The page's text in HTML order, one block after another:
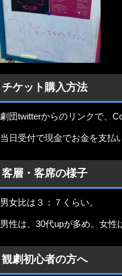
チケット購入方法
劇団twitterからのリンクで、
当日受付で現金でお金を支払
客層・客席の様子
男女比は３：７くらい。
男性は、30代upが多め。女性
観劇初心者の方へ